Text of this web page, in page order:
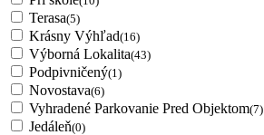
Terasa(5)
Krásny Výhľad(16)
Výborná Lokalita(43)
Podpivničený(1)
Novostava(6)
Vyhradené Parkovanie Pred Objektom(7)
Jedáleň(0)